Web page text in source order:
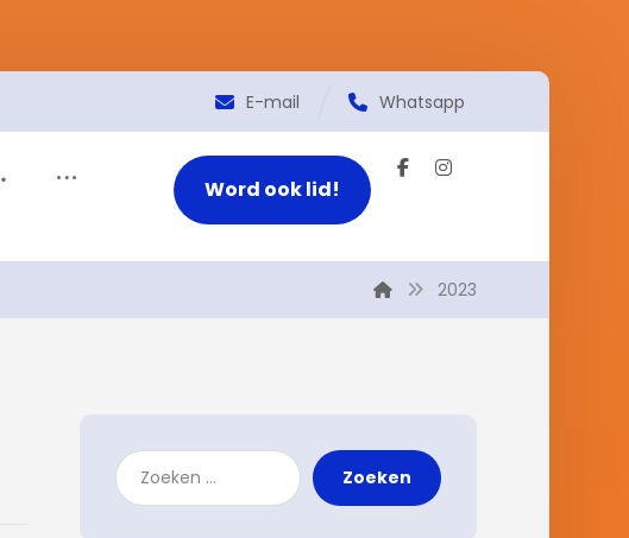
Whatsapp
E-mail
Word ook lid!
2023
Zoeken